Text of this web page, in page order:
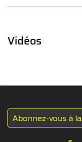
Vidéos
Abonnez-vous à